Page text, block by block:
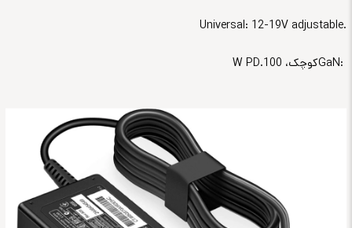
Universal: 12-19V adjustable.
GaN:کوچک، 100 W PD.